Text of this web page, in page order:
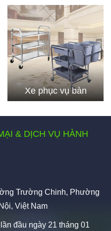
Xe phục vụ bàn
& DỊCH VỤ HÀNH
Trường Chinh, Phường
Việt Nam
đầu ngày 21 tháng 01